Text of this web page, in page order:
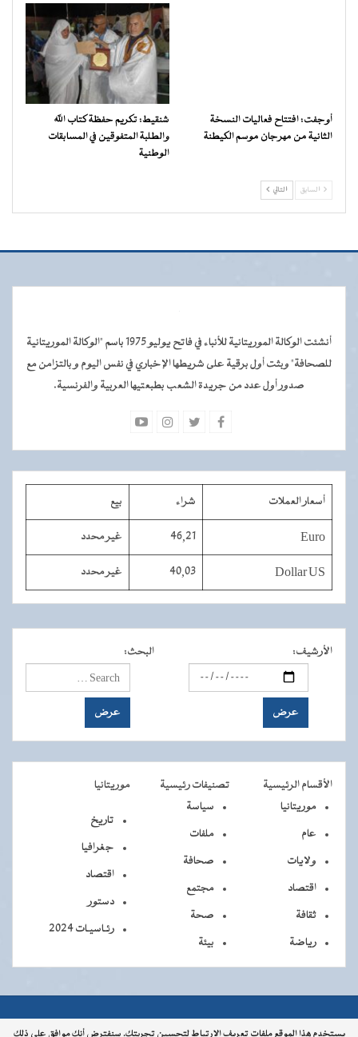
أوجفت: افتتاح فعاليات النسخة
الثانية من مهرجان موسم الكيطنة
شنقيط: تكريم حفظة كتاب الله
والطلبة المتفوقين في المسابقات
الوطنية
السابق التالي
أنشئت الوكالة الموريتانية للأنباء في فاتح يوليو 1975 باسم "الوكالة الموريتانية
للصحافة" وبثت أول برقية على شريطها الإخباري في نفس اليوم و بالتزامن مع
صدور أول عدد من جريدة الشعب بطبعتيها العربية والفرنسية.
أسعار العملات شراء بيع
Euro
46,21 غير محدد
Dollar US
40,03 غير محدد
الأرشيف: البحث:
الأقسام الرئيسية تصنيفات رئيسية
موريتانيا
موريتانيا
عام
ولايات
اقتصاد
ثقافة
رياضة
سياسة
ملفات
صحافة
مجتمع
صحة
بيئة
تاريخ
جغرافيا
اقتصاد
دستور
رئـاسيـات 2024
جميــــع جميع الحقوق محفوظة © 2026 - الوكالة الموريتانية للأنباء
يستخدم هذا الموقع ملفات تعريف الارتباط لتحسين تجربتك. سنفترض أنك موافق على ذلك